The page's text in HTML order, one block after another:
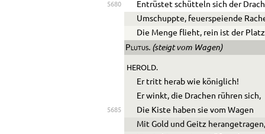
5680
Entrüstet schütteln sich der
Umschuppte, feuerspeiende
Die Menge flieht, rein ist der
Plutus. (steigt vom Wagen)
HEROLD.
Er tritt herab wie königlich!
Er winkt, die Drachen rühren sich,
5685
Die Kiste haben sie vom Wagen
Mit Gold und Geitz